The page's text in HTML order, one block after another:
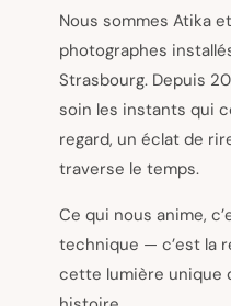
Nous sommes Atika
photographes
Strasbourg. Depuis
soin les instants qui
regard, un éclat de
traverse le temps.
Ce qui nous anime,
technique — c’est la
cette lumière unique